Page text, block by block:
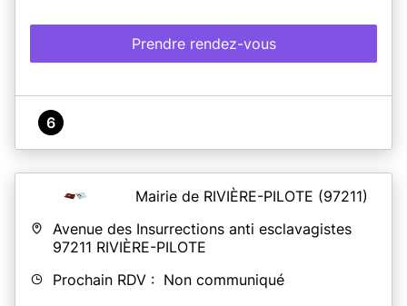
Prendre rendez-vous
6
Mairie de RIVIÈRE-PILOTE (97211)
Avenue des Insurrections anti esclavagistes
97211 RIVIÈRE-PILOTE
Prochain RDV : Non communiqué